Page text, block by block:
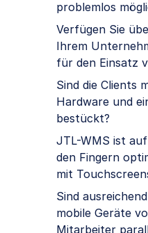
problemlos
Verfügen Sie
Ihrem
für den Einsatz
Sind die Clients
Hardware und
bestückt?
JTL-WMS ist
den Fingern
mit
Sind
mobile Geräte
Mitarbeiter